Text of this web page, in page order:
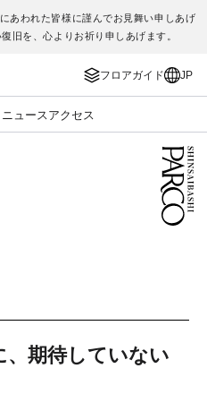
あわれた皆様に謹んでお見舞い申しあげ
旧を、心よりお祈り申しあげます。
フロアガイド JP
ニュース アクセス
、期待していない